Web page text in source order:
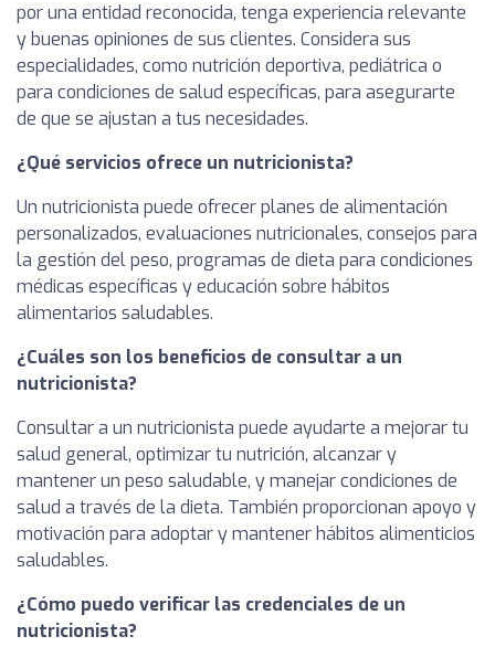
por una entidad reconocida, tenga experiencia relevante
y buenas opiniones de sus clientes. Considera sus
especialidades, como nutrición deportiva, pediátrica o
para condiciones de salud específicas, para asegurarte
de que se ajustan a tus necesidades.
¿Qué servicios ofrece un nutricionista?
Un nutricionista puede ofrecer planes de alimentación
personalizados, evaluaciones nutricionales, consejos para
la gestión del peso, programas de dieta para condiciones
médicas específicas y educación sobre hábitos
alimentarios saludables.
¿Cuáles son los beneficios de consultar a un
nutricionista?
Consultar a un nutricionista puede ayudarte a mejorar tu
salud general, optimizar tu nutrición, alcanzar y
mantener un peso saludable, y manejar condiciones de
salud a través de la dieta. También proporcionan apoyo y
motivación para adoptar y mantener hábitos alimenticios
saludables.
¿Cómo puedo verificar las credenciales de un
nutricionista?